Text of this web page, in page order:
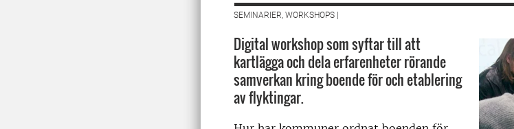
SEMINARIER, WORKSHOPS |
Digital workshop som syftar till att
kartlägga och dela erfarenheter rörande
samverkan kring boende för och etablering
av flyktingar.